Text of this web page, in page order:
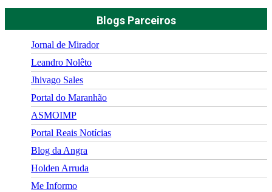
Blogs Parceiros
Jornal de Mirador
Leandro Nolêto
Jhivago Sales
Portal do Maranhão
ASMOIMP
Portal Reais Notí­cias
Blog da Angra
Holden Arruda
Me Informo